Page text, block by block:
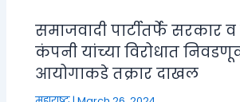
समाजवादी पार्टीतर्फे सरकार
कंपनी यांच्या विरोधात
आयोगाकडे तक्रार दाखल